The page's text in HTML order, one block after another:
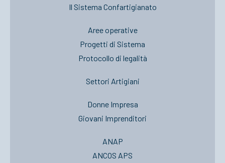
Il Sistema Confartigianato
Aree operative
Progetti di Sistema
Protocollo di legalità
Settori Artigiani
Donne Impresa
Giovani Imprenditori
ANAP
ANCOS APS